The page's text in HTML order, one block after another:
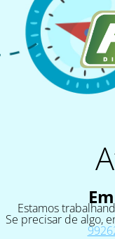
Estamos
Se precisar de algo,